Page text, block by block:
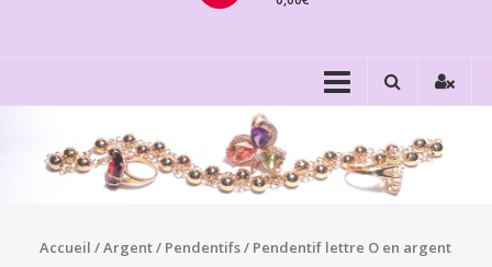
Accueil /Argent/ Pendentifs/ Pendentif lettre O en argent